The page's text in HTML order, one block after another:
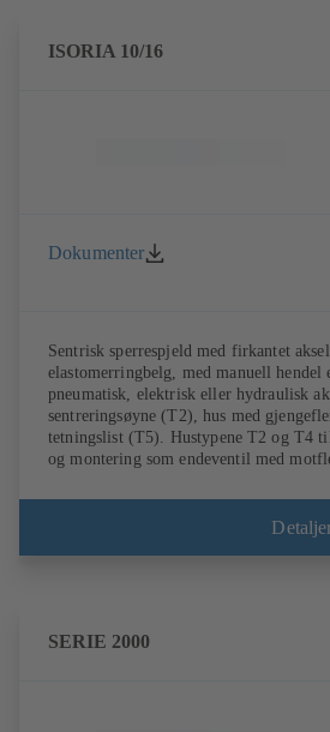
ISORIA 10/16
Dokumenter
Sentrisk sperrespjeld med firkantet
elastomerringbelg, med manuell hendel
pneumatisk, elektrisk eller hydraulisk
sentreringsøyne (T2), hus med
tetningslist (T5). Hustypene T2 og T4
og montering som endeventil med
SERIE 2000